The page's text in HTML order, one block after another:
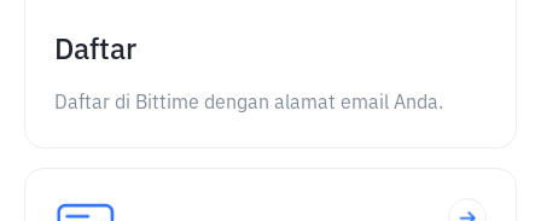
Daftar
Daftar di Bittime dengan alamat email Anda.